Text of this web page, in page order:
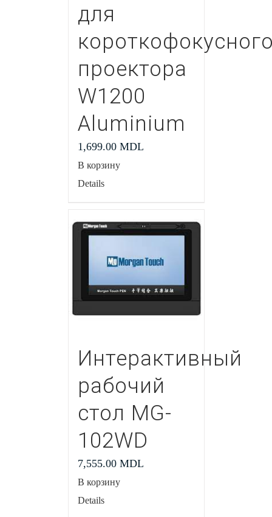
для
проектора
W1200
Aluminium
1,699.00 MDL
В корзину
Details
Интерактивный
рабочий
стол MG-
102WD
7,555.00 MDL
В корзину
Details